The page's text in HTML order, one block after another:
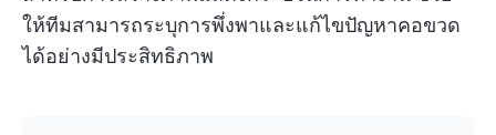
ให้ทีมสามารถระบุการพึ่งพาและแก้ไขปัญหาคอขวด
ได้อย่างมีประสิทธิภาพ